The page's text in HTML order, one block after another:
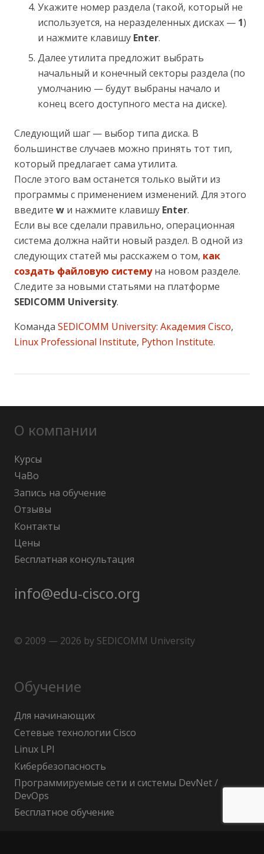
Укажите номер раздела (такой, который не
используется, на неразделенных дисках — 1)
и нажмите клавишу Enter.
Далее утилита предложит выбрать
начальный и конечный секторы раздела (по
умолчанию — будут выбраны начало и
конец всего доступного места на диске).
Следующий шаг — выбор типа диска. В
большинстве случаев можно принять тот тип,
который предлагает сама утилита.
После этого вам останется только выйти из
программы с применением изменений. Для этого
введите w и нажмите клавишу Enter.
Если вы все сделали правильно, операционная
система должна найти новый раздел. В одной из
следующих статей мы расскажем о том, как
создать файловую системуна новом разделе.
Следите за новыми статьями на платформе
SEDICOMM University.
Команда SEDICOMM University: Академия Cisco,
Linux Professional Institute, Python Institute.
О компании
Курсы
ЧаВо
Запись на обучение
Отзывы
Контакты
Цены
Бесплатная консультация
info@edu-cisco.org
© 2009 — 2026 by SEDICOMM University
Обучение
Для начинающих
Сетевые технологии Cisco
Linux LPI
Кибербезопасность
Программируемые сети и системы DevNet /
DevOps
Бесплатное обучение